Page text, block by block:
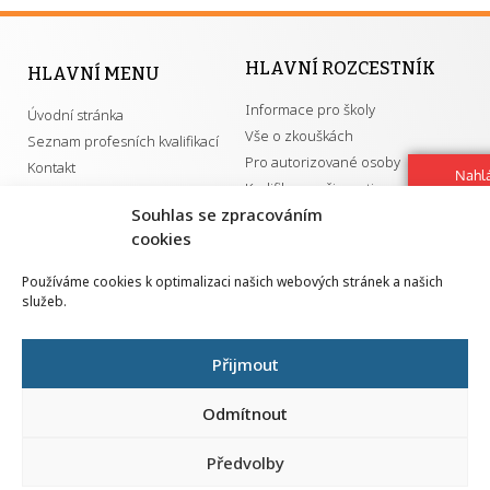
Souhlas se zpracováním
cookies
Používáme cookies k optimalizaci našich webových stránek a našich
služeb.
Přijmout
Odmítnout
Předvolby
HLAVNÍ MENU
Úvodní stránka
Seznam profesních kvalifikací
Kontakt
HLAVNÍ ROZCESTNÍK
Informace pro školy
Vše o zkouškách
Pro autorizované osoby
Kvalifikace a živnosti
GDPR
Národní pedagogický institut ČR
Senovážné náměstí 25
110 00 Praha 1